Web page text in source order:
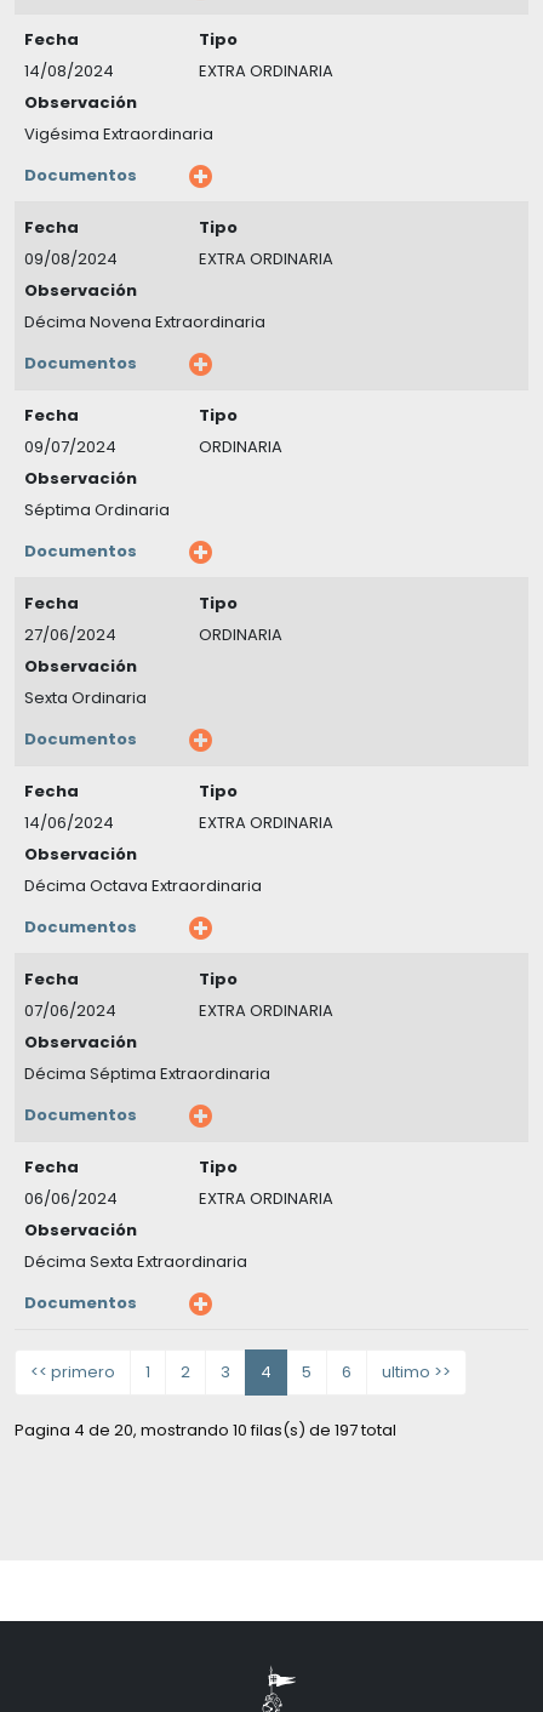
Fecha
14/08/2024
Tipo
EXTRA ORDINARIA
Observación
Vigésima Extraordinaria
Documentos
Fecha
09/08/2024
Tipo
EXTRA ORDINARIA
Observación
Décima Novena Extraordinaria
Documentos
Fecha
09/07/2024
Tipo
ORDINARIA
Observación
Séptima Ordinaria
Documentos
Fecha
27/06/2024
Tipo
ORDINARIA
Observación
Sexta Ordinaria
Documentos
Fecha
14/06/2024
Tipo
EXTRA ORDINARIA
Observación
Décima Octava Extraordinaria
Documentos
Fecha
07/06/2024
Tipo
EXTRA ORDINARIA
Observación
Décima Séptima Extraordinaria
Documentos
Fecha
06/06/2024
Tipo
EXTRA ORDINARIA
Observación
Décima Sexta Extraordinaria
Documentos
<< primero 1 2 3 4 5 6 ultimo >>
Pagina 4 de 20, mostrando 10 filas(s) de 197 total